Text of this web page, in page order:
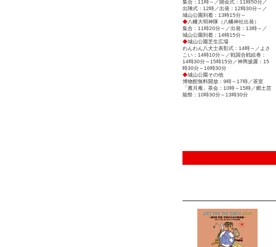
集合：11時～／開会式：11時50分／
出陣式：12時／出発：12時30分～／
城山公園到着：13時15分～
◆八幡大明神隊（八幡神社出発）
集合：11時20分～／出発：13時～／
城山公園到着：14時15分～
◆城山公園芝生広場
わんわん八犬士表彰式：14時～／よさ
こい：14時10分～／戦国合戦絵巻：
14時30分～15時15分／神輿披露：15
時30分～16時30分
◆城山公園その他
博物館無料開放：9時～17時／茶室
「雁月庵」茶会：10時～15時／郷土芸
能祭：10時30分～13時30分